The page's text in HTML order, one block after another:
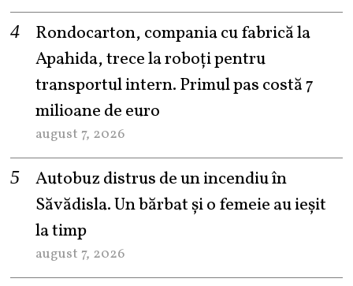
Rondocarton, compania cu fabrică la
Apahida, trece la roboți pentru
transportul intern. Primul pas costă 7
milioane de euro
august 7, 2026
Autobuz distrus de un incendiu în
Săvădisla. Un bărbat și o femeie au ieșit
la timp
august 7, 2026